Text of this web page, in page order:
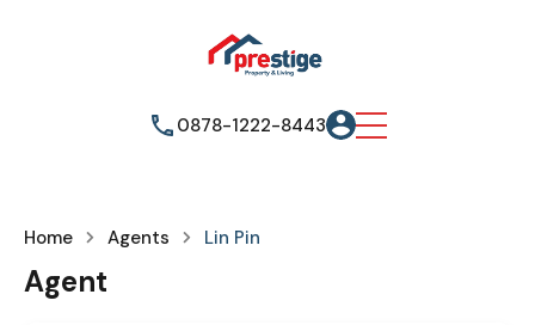
0878-1222-8443
Home Agents Lin Pin
Agent